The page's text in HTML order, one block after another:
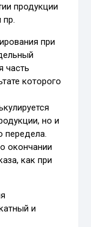
продукции
пр.
при
часть
которого
но и
передела.
окончании
как при
и